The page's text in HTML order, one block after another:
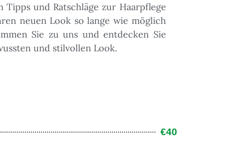
Tipps und Ratschläge zur Haarpflege
neuen Look so lange wie möglich
Sie zu uns und entdecken Sie
und stilvollen Look.
€40